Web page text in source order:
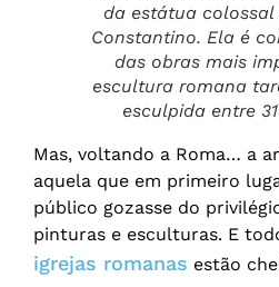
da estátua
Constantino. Ela é
das obras mais
escultura romana
esculpida entre
Mas, voltando a Roma… a
aquela que em primeiro
público gozasse do
pinturas e esculturas. E
igrejas romanas estão